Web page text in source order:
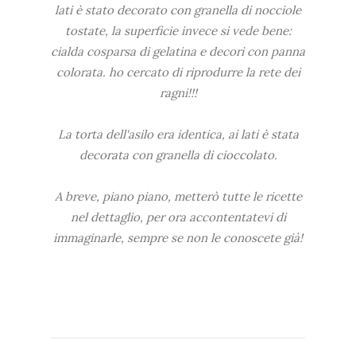
lati è stato decorato con granella di nocciole
tostate, la superficie invece si vede bene:
cialda cosparsa di gelatina e decori con panna
colorata. ho cercato di riprodurre la rete dei
ragni!!!
La torta dell'asilo era identica, ai lati è stata
decorata con granella di cioccolato.
A breve, piano piano, metterò tutte le ricette
nel dettaglio, per ora accontentatevi di
immaginarle, sempre se non le conoscete già!